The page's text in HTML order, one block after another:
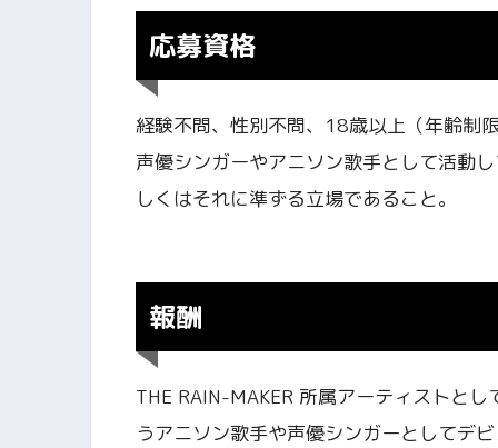
応募資格
経験不問、性別不問、18歳以上（年齢制
声優シンガーやアニソン歌手として活動
しくはそれに準ずる立場であること。
報酬
THE RAIN-MAKER 所属アーティストと
うアニソン歌手や声優シンガーとしてデ